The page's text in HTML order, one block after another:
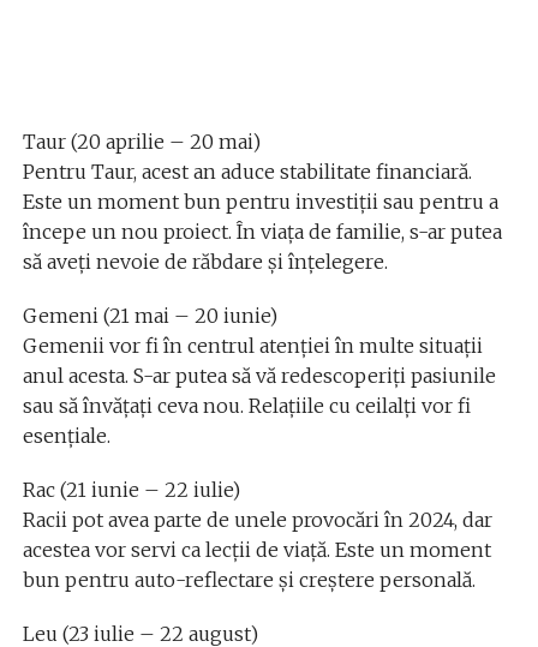
Taur (20 aprilie – 20 mai)
Pentru Taur, acest an aduce stabilitate financiară.
Este un moment bun pentru investiții sau pentru a
începe un nou proiect. În viața de familie, s-ar putea
să aveți nevoie de răbdare și înțelegere.
Gemeni (21 mai – 20 iunie)
Gemenii vor fi în centrul atenției în multe situații
anul acesta. S-ar putea să vă redescoperiți pasiunile
sau să învățați ceva nou. Relațiile cu ceilalți vor fi
esențiale.
Rac (21 iunie – 22 iulie)
Racii pot avea parte de unele provocări în 2024, dar
acestea vor servi ca lecții de viață. Este un moment
bun pentru auto-reflectare și creștere personală.
Leu (23 iulie – 22 august)